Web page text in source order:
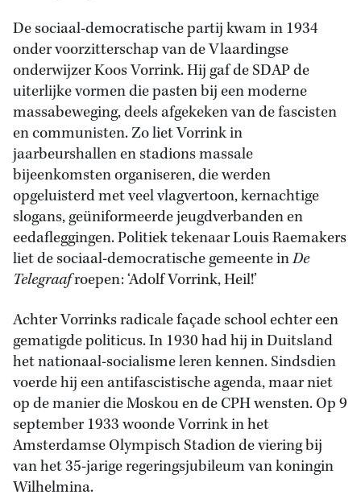
De sociaal-democratische partij kwam in 1934
onder voorzitterschap van de Vlaardingse
onderwijzer Koos Vorrink. Hij gaf de SDAP de
uiterlijke vormen die pasten bij een moderne
massabeweging, deels afgekeken van de fascisten
en communisten. Zo liet Vorrink in
jaarbeurshallen en stadions massale
bijeenkomsten organiseren, die werden
opgeluisterd met veel vlagvertoon, kernachtige
slogans, geüniformeerde jeugdverbanden en
eedafleggingen. Politiek tekenaar Louis Raemakers
liet de sociaal-democratische gemeente inDe
Telegraafroepen: ‘Adolf Vorrink, Heil!’
Achter Vorrinks radicale façade school echter een
gematigde politicus. In 1930 had hij in Duitsland
het nationaal-socialisme leren kennen. Sindsdien
voerde hij een antifascistische agenda, maar niet
op de manier die Moskou en de CPH wensten. Op 9
september 1933 woonde Vorrink in het
Amsterdamse Olympisch Stadion de viering bij
van het 35-jarige regeringsjubileum van koningin
Wilhelmina.